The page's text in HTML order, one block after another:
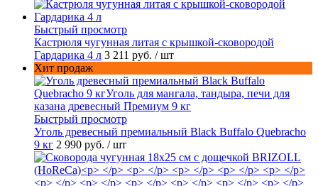
Быстрый просмотр
Кастрюля чугунная литая с крышкой-сковородой
Гардарика 4 л 3 211 руб. / шт
Хит продаж
Быстрый просмотр
Уголь древесный премиальный Black Buffalo Quebracho
9 кг 2 990 руб. / шт